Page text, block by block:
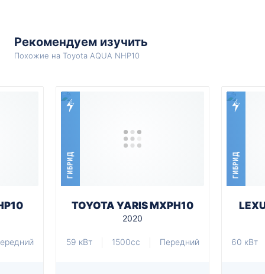
Рекомендуем изучить
Похожие на Toyota AQUA NHP10
ГИБРИД
TOYOTA YARIS MXPH10
2020
59 кВт 1500cc Передний
ГИБРИД
60 кВт